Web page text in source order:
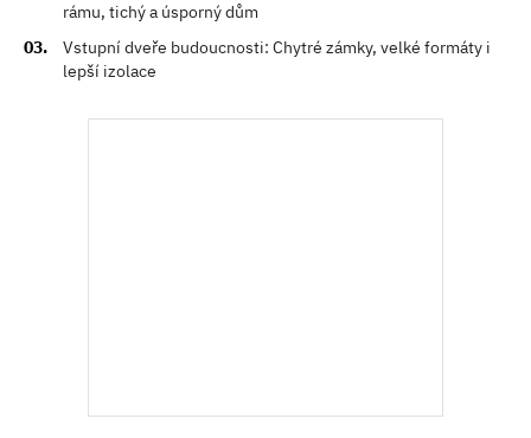
rámu, tichý a úsporný dům
Vstupní dveře budoucnosti: Chytré zámky, velké formáty i
lepší izolace